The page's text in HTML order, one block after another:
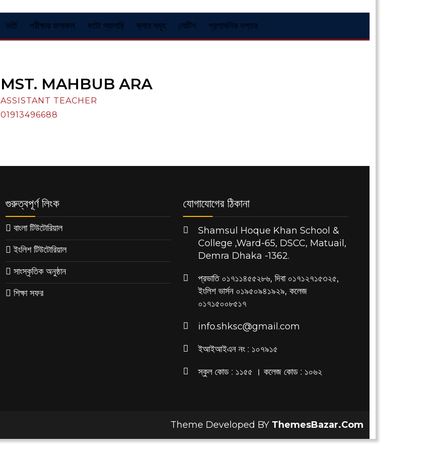
ভর্তি পরীক্ষার ফলাফল ফটো গ্যালারি ক্লাব সমূহ নোটিশ প্রশাসনিক দপ্তর
MST. MAHBUB ARA
ASSISTANT TEACHER
01913496688
গুরুত্বপূর্ণ লিংক
বাংলা টিউটোরিয়াল
ইংলিশ টিউটোরিয়াল
সাংস্কৃতিক অনুষ্ঠান
শিক্ষা সফর
যোগাযোগের ঠিকানা
Shamsul Hoque Khan School &
College ,Ward-65, DSCC, Matuail,
Demra Dhaka -1362.
প্রভাতি ০১৭১১৪৫৫২৮৬, দিবা ০১৭১২৭১৫৩২৫,
ইংলিশ ভার্সন ০১৯৫০৯৪১৯২৯, কলেজ
০১৭১৫০০৮৫১৭
info.shksc@gmail.com
ইআইআইএন নং : ১০৭৯১৫
স্কুল কোড : ১১৫৫ । কলেজ কোড : ১০৬২
Theme Developed BY ThemesBazar.Com